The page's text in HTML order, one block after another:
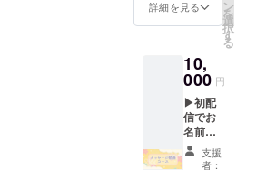
うメッ
ファイ
ル便で
のデー
タでお
送りい
たしま
す。
物を比
良俗に
反する
お名前
は掲載
をお断
りする
事が御
座いま
合は
CAMPF
使用さ
れてい
るハン
ドル
ネーム
を使用
させて
頂きま
詳細を見る ン
を
選
択
す
る
10,
000 円
▶初配
信でお
名前表
示 ※初
配信で
支援
者：